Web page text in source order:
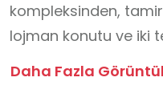
kompleksinden,
lojman konutu ve iki
birleştirilmesiyle
Daha Fazla